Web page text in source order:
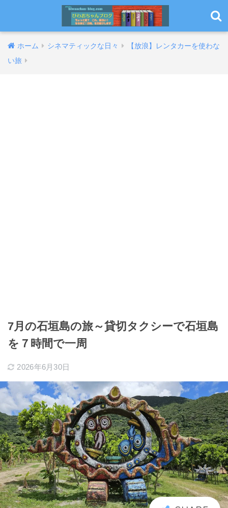
ホーム シネマティックな日々
【放浪】レンタカーを使わな
い旅
7月の石垣島の旅～貸切タクシーで石垣島
を７時間で一周
2026年6月30日